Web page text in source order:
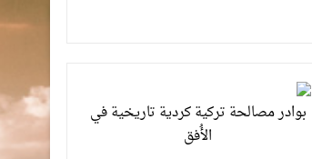
بوادر مصالحة تركية كردية تاريخية في
الأُفق